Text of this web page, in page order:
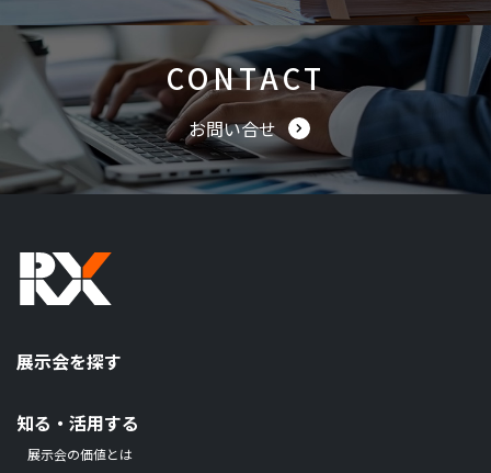
CONTACT
お問い合せ
展示会を探す
知る・活用する
展示会の価値とは